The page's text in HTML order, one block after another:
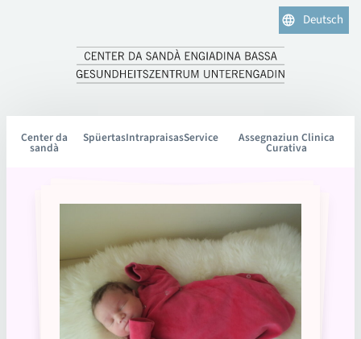
Deutsch
Center da
sandà
SpüertasIntrapraisasService Assegnaziun Clinica
Curativa